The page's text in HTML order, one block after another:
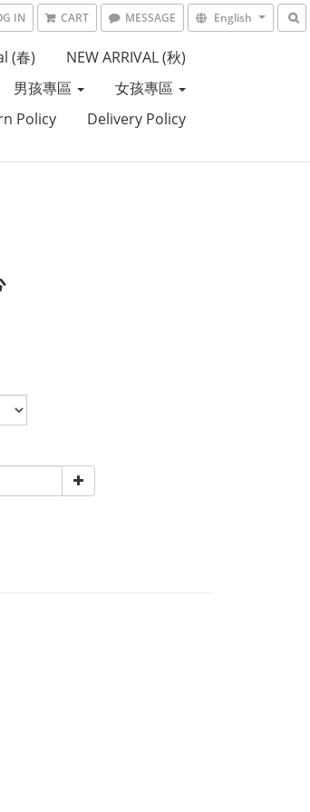
IN CART MESSAGE English
(春)
NEW ARRIVAL (秋)
男孩專區
女孩專區
Policy Delivery Policy